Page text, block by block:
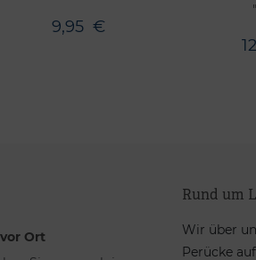
9,95 €
Ort
Rund um
Wir über
Perücke